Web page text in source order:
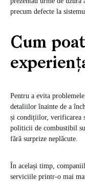
precum defecte la
Cum
Pentru a evita
detaliilor înainte de a
și condițiilor, verificarea
politicii de combustibil
fără surprize neplăcute.
În același timp,
serviciile printr-o mai